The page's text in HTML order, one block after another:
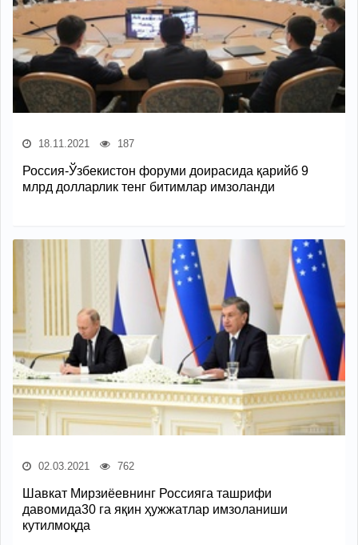
18.11.2021 187
Россия-Ўзбекистон форуми доирасида қарийб 9
млрд долларлик тенг битимлар имзоланди
02.03.2021 762
Шавкат Мирзиёевнинг Россияга ташрифи
давомида30 га яқин ҳужжатлар имзоланиши
кутилмоқда